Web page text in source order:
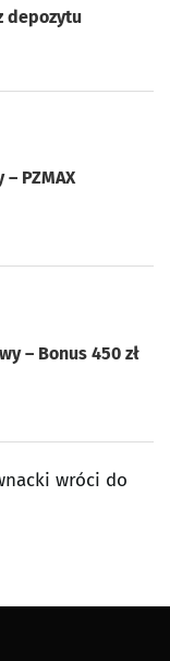
depozytu
PZMAX
– Bonus 450 zł
wróci do